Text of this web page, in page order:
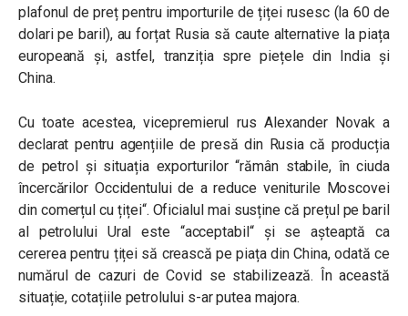
plafonul de preț pentru importurile de țiței rusesc (la 60 de
dolari pe baril), au forțat Rusia să caute alternative la piața
europeană și, astfel, tranziția spre piețele din India și
China.
Cu toate acestea, vicepremierul rus Alexander Novak a
declarat pentru agențiile de presă din Rusia că producția
de petrol și situația exporturilor“rămân stabile, în ciuda
încercărilor Occidentului de a reduce veniturile Moscovei
din comerțul cu țiței“. Oficialul mai susține că prețul pe baril
al petrolului Ural este “acceptabil“și se așteaptă ca
cererea pentru țiței să crească pe piața din China, odată ce
numărul de cazuri de Covid se stabilizează. În această
situație, cotațiile petrolului s-ar putea majora.